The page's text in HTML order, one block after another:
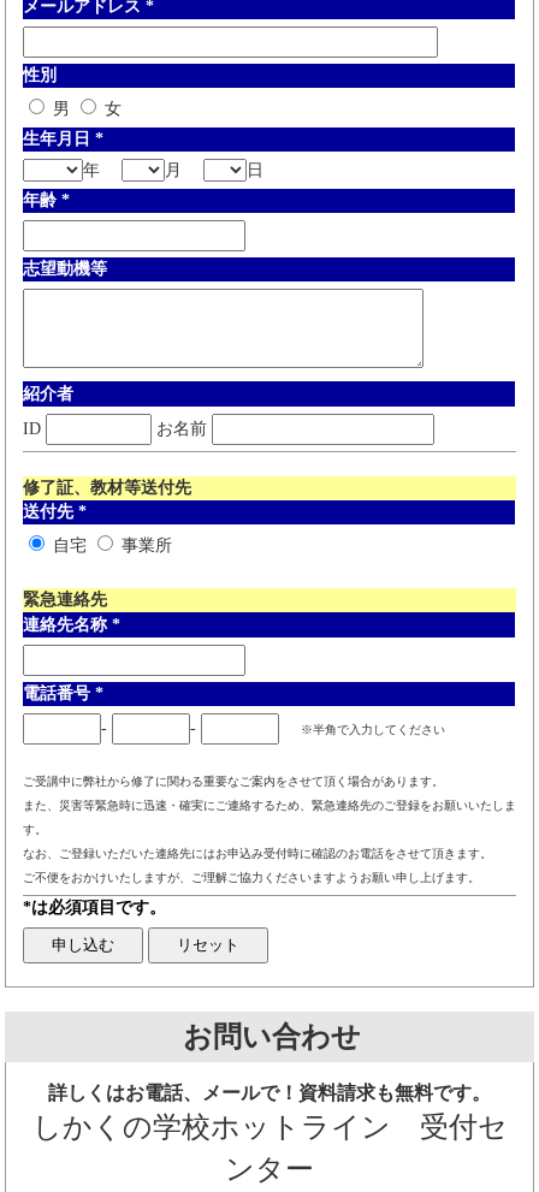
メールアドレス *
性別
男
女
生年月日 *
年
月
日
年齢 *
志望動機等
紹介者
ID
お名前
修了証、教材等送付先
送付先 *
自宅
事業所
緊急連絡先
連絡先名称 *
電話番号 *
-
- ※半角で入力してください
ご受講中に弊社から修了に関わる重要なご案内をさせて頂く場合があります。
また、災害等緊急時に迅速・確実にご連絡するため、緊急連絡先のご登録をお願いいたしま
す。
なお、ご登録いただいた連絡先にはお申込み受付時に確認のお電話をさせて頂きます。
ご不便をおかけいたしますが、ご理解ご協力くださいますようお願い申し上げます。
*は必須項目です。
お問い合わせ
詳しくはお電話、メールで！資料請求も無料です。
しかくの学校ホットライン 受付セ
ンター